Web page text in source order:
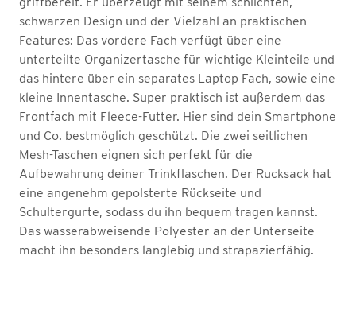
schwarzen Design und der Vielzahl an praktischen
Features: Das vordere Fach verfügt über eine
unterteilte Organizertasche für wichtige Kleinteile und
das hintere über ein separates Laptop Fach, sowie eine
kleine Innentasche. Super praktisch ist außerdem das
Frontfach mit Fleece-Futter. Hier sind dein Smartphone
und Co. bestmöglich geschützt. Die zwei seitlichen
Mesh-Taschen eignen sich perfekt für die
Aufbewahrung deiner Trinkflaschen. Der Rucksack hat
eine angenehm gepolsterte Rückseite und
Schultergurte, sodass du ihn bequem tragen kannst.
Das wasserabweisende Polyester an der Unterseite
macht ihn besonders langlebig und strapazierfähig.